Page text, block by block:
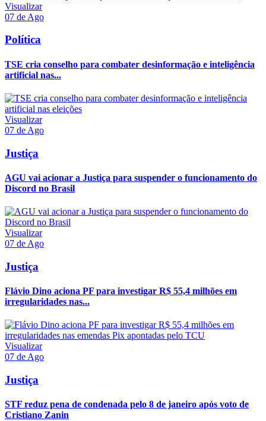
Visualizar
07 de Ago
Política
TSE cria conselho para combater desinformação e inteligência
artificial nas...
Visualizar
07 de Ago
Justiça
AGU vai acionar a Justiça para suspender o funcionamento do
Discord no Brasil
Visualizar
07 de Ago
Justiça
Flávio Dino aciona PF para investigar R$ 55,4 milhões em
irregularidades nas...
Visualizar
07 de Ago
Justiça
STF reduz pena de condenada pelo 8 de janeiro após voto de
Cristiano Zanin